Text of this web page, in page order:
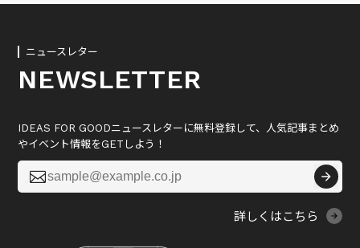
ニュースレター
NEWSLETTER
IDEAS FOR GOODニュースレターに無料登録して、人気記事まとめ
やイベント情報をGETしよう！

詳しくはこちら